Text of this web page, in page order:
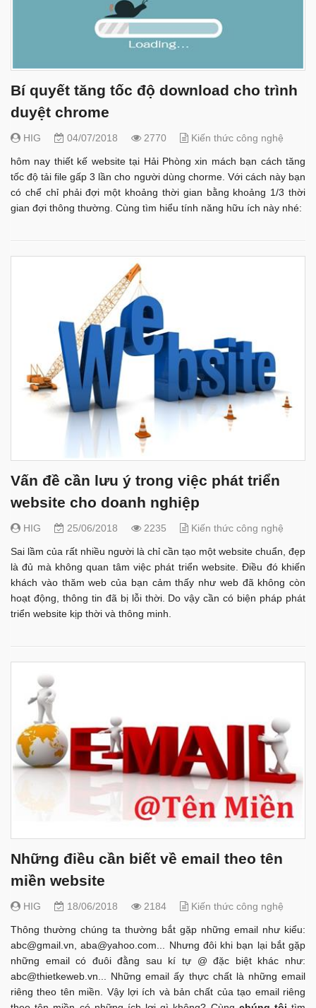
Bí quyết tăng tốc độ download cho trình
duyệt chrome
HIG 04/07/2018 2770 Kiến thức công nghệ
hôm nay thiết kế website tại Hải Phòng xin mách bạn cách tăng
tốc độ tải file gấp 3 lần cho người dùng chorme. Với cách này bạn
có chể chỉ phải đợi một khoảng thời gian bằng khoảng 1/3 thời
gian đợi thông thường. Cùng tìm hiểu tính năng hữu ích này nhé:
Vấn đề cần lưu ý trong việc phát triển
website cho doanh nghiệp
HIG 25/06/2018 2235 Kiến thức công nghệ
Sai lầm của rất nhiều người là chỉ cần tạo một website chuẩn, đẹp
là đủ mà không quan tâm việc phát triển website. Điều đó khiến
khách vào thăm web của bạn cảm thấy như web đã không còn
hoạt động, thông tin đã bị lỗi thời. Do vậy cần có biện pháp phát
triển website kịp thời và thông minh.
Những điều cần biết về email theo tên
miền website
HIG 18/06/2018 2184 Kiến thức công nghệ
Thông thường chúng ta thường bắt gặp những email như kiểu:
abc@gmail.vn ,aba@yahoo.com ... Nhưng đôi khi bạn lại bắt gặp
những email có đuôi đằng sau kí tự @ đặc biệt khác như:
abc@thietkeweb.vn ... Những email ấy thực chất là những email
riêng theo tên miền. Vậy lợi ích và bản chất của tạo email riêng